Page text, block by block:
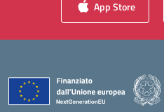
App Store